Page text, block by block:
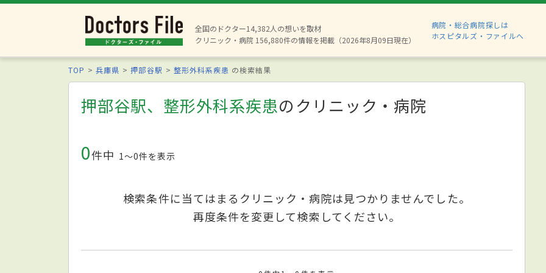
全国のドクター14,382人の想いを取材
クリニック・病院 156,880件の情報を掲載（2026年8月09日現在）
病院・総合病院探しは
ホスピタルズ・ファイルへ
TOP 兵庫県 押部谷駅 整形外科系疾患 の検索結果
押部谷駅、整形外科系疾患のクリニック・病院
0件中 1〜0件を表示
検索条件に当てはまるクリニック・病院は見つかりませんでした。
再度条件を変更して検索してください。